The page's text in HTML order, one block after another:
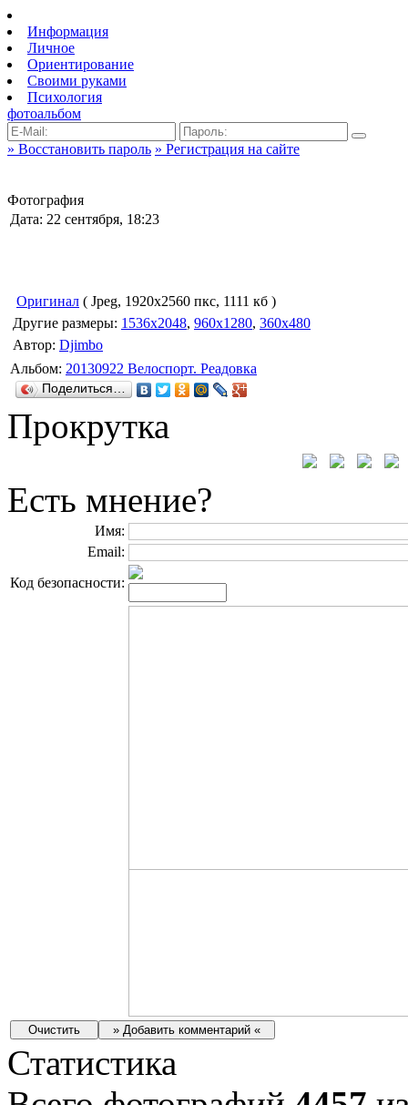
Информация
Личное
Ориентирование
Своими руками
Психология
фотоальбом
» Восстановить пароль » Регистрация на сайте
Фотография
Дата: 22 сентября, 18:23
Оригинал ( Jpeg, 1920x2560 пкс, 1111 кб )
Другие размеры: 1536x2048, 960x1280, 360x480
Автор: Djimbo
Альбом: 20130922 Велоспорт. Реадовка
Поделиться…
Прокрутка
Есть мнение?
Имя:
Email:
Код безопасности:
Статистика